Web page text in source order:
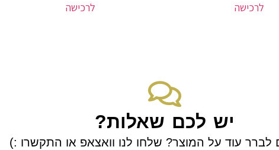
לרכישה לרכישה
יש לכם שאלות?
לברר עוד על המוצר? שלחו לנו וואצאפ או התקשרו :)